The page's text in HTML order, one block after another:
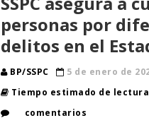
personas por
delitos en el
BP/SSPC
5 de enero de
Tiempo estimado de
comentarios